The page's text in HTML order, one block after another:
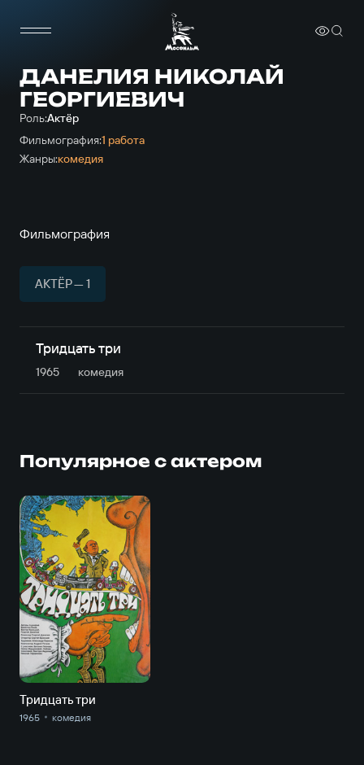
ДАНЕЛИЯ НИКОЛАЙ
ГЕОРГИЕВИЧ
Роль:Актёр
Фильмография:1 работа
Жанры:комедия
Фильмография
АКТЁР — 1
Тридцать три
1965 комедия
Популярное с актером
Тридцать три
1965 комедия